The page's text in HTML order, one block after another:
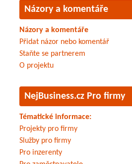
Názory a komentáře
Názory a komentáře
Přidat názor nebo komentář
Staňte se partnerem
O projektu
NejBusiness.cz Pro firmy
Tématické informace:
Projekty pro firmy
Služby pro firmy
Pro inzerenty